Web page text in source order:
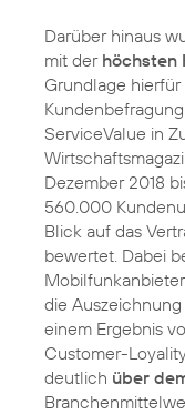
Darüber hinaus
mit der höchsten
Grundlage
ServiceValue in
Dezember 2018
560.000
Blick auf das
bewertet. Dabei
Mobilfunkanbieter
die
einem Ergebnis
Customer-
deutlich über